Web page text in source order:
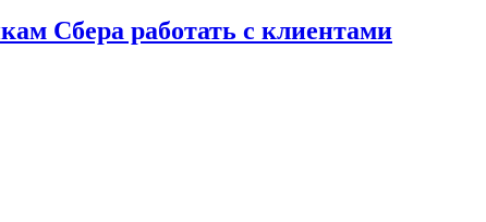
Сбера работать с клиентами